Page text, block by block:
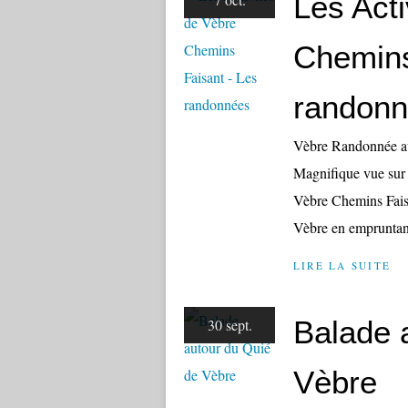
Vèbre Randonnée
Magnifique vue
Vèbre Chemins
Vèbre en
LIRE LA SUITE
30 sept.
Balade
Vèbre